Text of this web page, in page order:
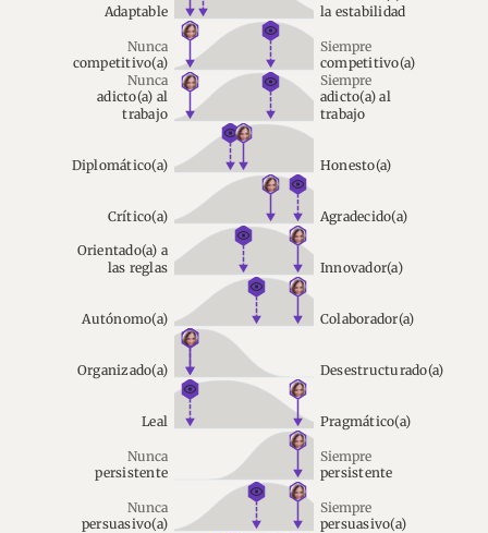
Adaptable
la estabilidad
Nunca
competitivo(a)
Siempre
competitivo(a)
Nunca
adicto(a) al
trabajo
Siempre
adicto(a) al
trabajo
Diplomático(a) Honesto(a)
Crítico(a) Agradecido(a)
Orientado(a) a
las reglas
Innovador(a)
Autónomo(a) Colaborador(a)
Organizado(a) Desestructurado(a)
Leal Pragmático(a)
Nunca
persistente
Siempre
persistente
Nunca
persuasivo(a)
Siempre
persuasivo(a)